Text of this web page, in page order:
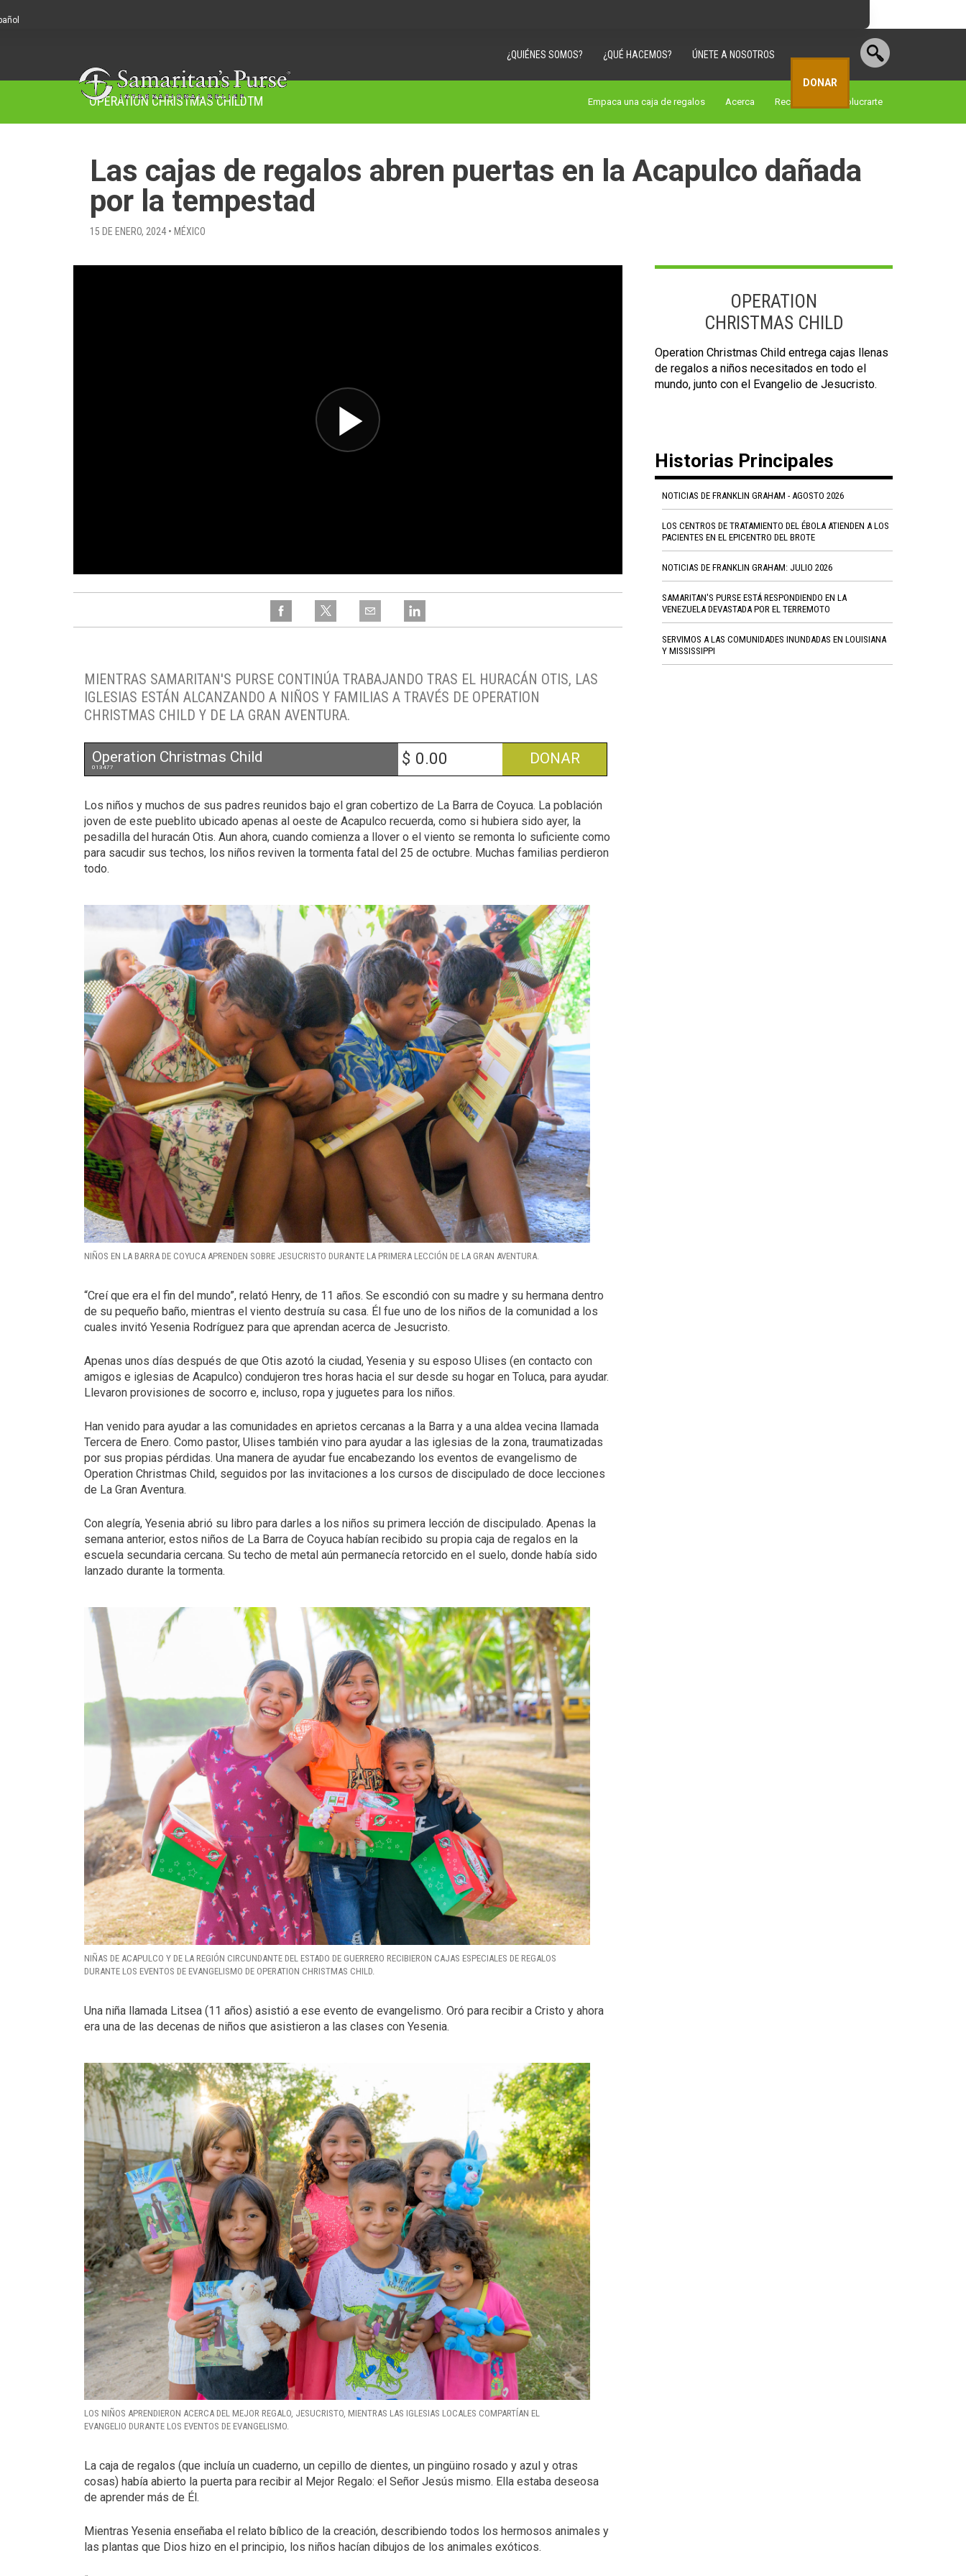
¿QUIÉNES SOMOS? ¿QUÉ HACEMOS? ÚNETE A NOSOTROS
DONAR
OPERATION CHRISTMAS CHILDTM Empaca una caja de regalos Acerca Recursos involucrarte
Las cajas de regalos abren puertas en la Acapulco dañada
por la tempestad
15 DE ENERO, 2024 • MÉXICO
MIENTRAS SAMARITAN'S PURSE CONTINÚA TRABAJANDO TRAS EL HURACÁN OTIS, LAS
IGLESIAS ESTÁN ALCANZANDO A NIÑOS Y FAMILIAS A TRAVÉS DE OPERATION
CHRISTMAS CHILD Y DE LA GRAN AVENTURA.
Operation Christmas Child
013477 $ DONAR
Los niños y muchos de sus padres reunidos bajo el gran cobertizo de La Barra de Coyuca. La población
joven de este pueblito ubicado apenas al oeste de Acapulco recuerda, como si hubiera sido ayer, la
pesadilla del huracán Otis. Aun ahora, cuando comienza a llover o el viento se remonta lo suficiente como
para sacudir sus techos, los niños reviven la tormenta fatal del 25 de octubre. Muchas familias perdieron
todo.
NIÑOS EN LA BARRA DE COYUCA APRENDEN SOBRE JESUCRISTO DURANTE LA PRIMERA LECCIÓN DE LA GRAN AVENTURA.
“Creí que era el fin del mundo”, relató Henry, de 11 años. Se escondió con su madre y su hermana dentro
de su pequeño baño, mientras el viento destruía su casa. Él fue uno de los niños de la comunidad a los
cuales invitó Yesenia Rodríguez para que aprendan acerca de Jesucristo.
Apenas unos días después de que Otis azotó la ciudad, Yesenia y su esposo Ulises (en contacto con
amigos e iglesias de Acapulco) condujeron tres horas hacia el sur desde su hogar en Toluca, para ayudar.
Llevaron provisiones de socorro e, incluso, ropa y juguetes para los niños.
Han venido para ayudar a las comunidades en aprietos cercanas a la Barra y a una aldea vecina llamada
Tercera de Enero. Como pastor, Ulises también vino para ayudar a las iglesias de la zona, traumatizadas
por sus propias pérdidas. Una manera de ayudar fue encabezando los eventos de evangelismo de
Operation Christmas Child, seguidos por las invitaciones a los cursos de discipulado de doce lecciones
de La Gran Aventura.
Con alegría, Yesenia abrió su libro para darles a los niños su primera lección de discipulado. Apenas la
semana anterior, estos niños de La Barra de Coyuca habían recibido su propia caja de regalos en la
escuela secundaria cercana. Su techo de metal aún permanecía retorcido en el suelo, donde había sido
lanzado durante la tormenta.
NIÑAS DE ACAPULCO Y DE LA REGIÓN CIRCUNDANTE DEL ESTADO DE GUERRERO RECIBIERON CAJAS ESPECIALES DE REGALOS
DURANTE LOS EVENTOS DE EVANGELISMO DE OPERATION CHRISTMAS CHILD.
Una niña llamada Litsea (11 años) asistió a ese evento de evangelismo. Oró para recibir a Cristo y ahora
era una de las decenas de niños que asistieron a las clases con Yesenia.
LOS NIÑOS APRENDIERON ACERCA DEL MEJOR REGALO, JESUCRISTO, MIENTRAS LAS IGLESIAS LOCALES COMPARTÍAN EL
EVANGELIO DURANTE LOS EVENTOS DE EVANGELISMO.
La caja de regalos (que incluía un cuaderno, un cepillo de dientes, un pingüino rosado y azul y otras
cosas) había abierto la puerta para recibir al Mejor Regalo: el Señor Jesús mismo. Ella estaba deseosa
de aprender más de Él.
Mientras Yesenia enseñaba el relato bíblico de la creación, describiendo todos los hermosos animales y
las plantas que Dios hizo en el principio, los niños hacían dibujos de los animales exóticos.
OPERATION
CHRISTMAS CHILD
Operation Christmas Child entrega cajas llenas
de regalos a niños necesitados en todo el
mundo, junto con el Evangelio de Jesucristo.
Historias Principales
NOTICIAS DE FRANKLIN GRAHAM - AGOSTO 2026
LOS CENTROS DE TRATAMIENTO DEL ÉBOLA ATIENDEN A LOS
PACIENTES EN EL EPICENTRO DEL BROTE
NOTICIAS DE FRANKLIN GRAHAM: JULIO 2026
SAMARITAN'S PURSE ESTÁ RESPONDIENDO EN LA
VENEZUELA DEVASTADA POR EL TERREMOTO
SERVIMOS A LAS COMUNIDADES INUNDADAS EN LOUISIANA
Y MISSISSIPPI